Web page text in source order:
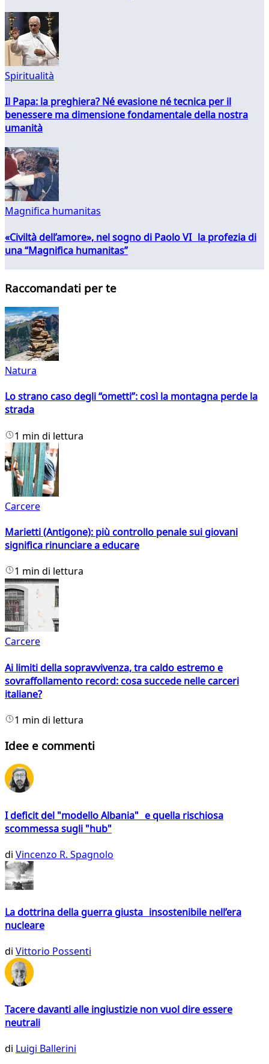
Spiritualità
Il Papa: la preghiera? Né evasione né tecnica per il
benessere ma dimensione fondamentale della nostra
umanità
Magnifica humanitas
«Civiltà dell’amore», nel sogno di Paolo VI la profezia di
una “Magnifica humanitas”
Raccomandati per te
Natura
Lo strano caso degli “ometti”: così la montagna perde la
strada
1 min di lettura
Carcere
Marietti (Antigone): più controllo penale sui giovani
significa rinunciare a educare
1 min di lettura
Carcere
Ai limiti della sopravvivenza, tra caldo estremo e
sovraffollamento record: cosa succede nelle carceri
italiane?
1 min di lettura
Idee e commenti
I deficit del "modello Albania" e quella rischiosa
scommessa sugli "hub"
di Vincenzo R. Spagnolo
La dottrina della guerra giusta insostenibile nell’era
nucleare
di Vittorio Possenti
Tacere davanti alle ingiustizie non vuol dire essere
neutrali
di Luigi Ballerini